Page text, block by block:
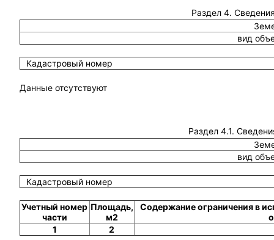
Раздел 4.
вид
Кадастровый номер
Данные отсутствуют
Раздел 4.1.
вид
Кадастровый номер
Учетный номер
части
Площадь,
м2
Содержание ограничения в
1
2